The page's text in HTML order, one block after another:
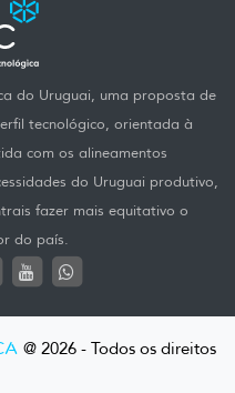
do Uruguai, uma proposta de
tecnológico, orientada à
com os alineamentos
do Uruguai produtivo,
fazer mais equitativo o
do país.
@ 2026 - Todos os direitos